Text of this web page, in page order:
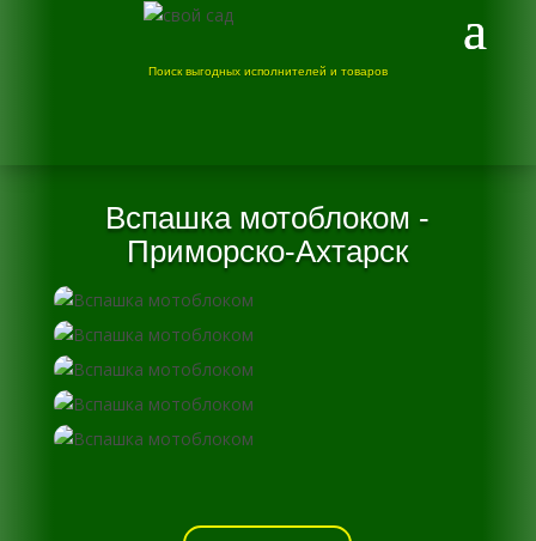
Поиск выгодных исполнителей и товаров
Вспашка мотоблоком -
Приморско-Ахтарск